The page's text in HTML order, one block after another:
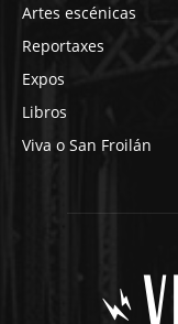
Artes escénicas
Reportaxes
Expos
Libros
Viva o San Froilán